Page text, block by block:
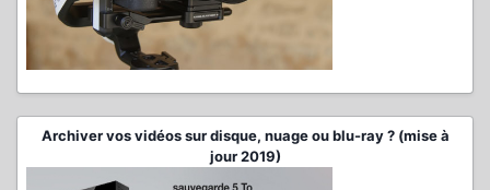
Archiver vos vidéos sur disque, nuage ou blu-ray ? (mise à
jour 2019)